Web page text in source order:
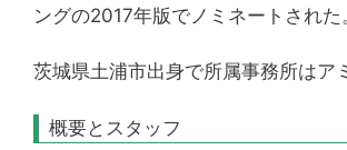
ングの2017年版でノミネートされた
茨城県土浦市出身で所属事務所はア
概要とスタッフ